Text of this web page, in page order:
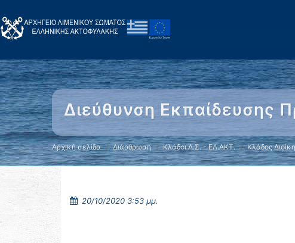
Διεύθυνση Εκπαίδευσης
Αρχική σελίδα Διάρθρωση Κλάδοι Λ.Σ. - ΕΛ.ΑΚΤ. Κλάδος
20/10/2020 3:53 μμ.